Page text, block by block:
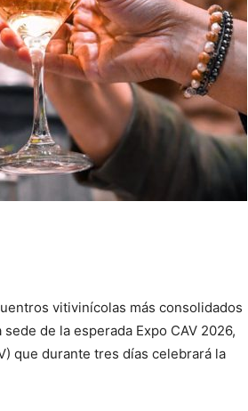
vitivinícolas más consolidados
de la esperada Expo CAV 2026,
que durante tres días celebrará la